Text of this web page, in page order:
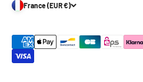
France (EUR €)